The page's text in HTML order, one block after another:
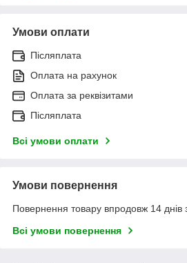
Умови оплати
Післяплата
Оплата на рахунок
Оплата за реквізитами
Післяплата
Всі умови оплати
Умови повернення
Повернення товару впродовж 14 днів
Всі умови повернення